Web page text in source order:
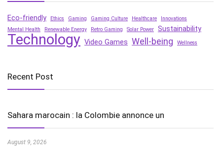
Eco-friendly Ethics Gaming Gaming Culture Healthcare
Innovations
Mental Health
Renewable Energy Retro Gaming Solar Power Sustainability
Technology Video Games Well-being Wellness
Recent Post
Sahara marocain : la Colombie annonce un
August 9, 2026